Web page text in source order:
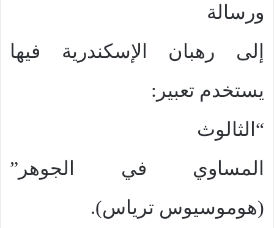
ورسالة
إلى رهبان الإسكندرية فيها
يستخدم تعبير:
“الثالوث
المساوي في الجوهر”
(هوموسيوس ترياس).